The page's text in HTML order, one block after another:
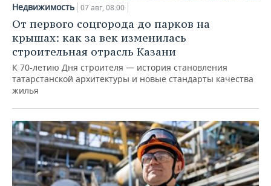
Недвижимость 07 авг, 08:00
От первого соцгорода до парков на
крышах: как за век изменилась
строительная отрасль Казани
К 70-летию Дня строителя — история становления
татарстанской архитектуры и новые стандарты качества
жилья